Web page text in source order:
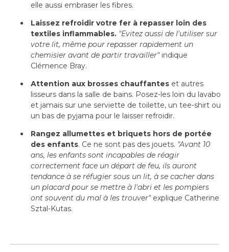
elle aussi embraser les fibres.
Laissez refroidir votre fer à repasser loin des
textiles inflammables. "Evitez aussi de l'utiliser sur
votre lit, même pour repasser rapidement un
chemisier avant de partir travailler"indique
Clémence Bray.
Attention aux brosses chauffantes et autres
lisseurs dans la salle de bains. Posez-les loin du lavabo
et jamais sur une serviette de toilette, un tee-shirt ou
un bas de pyjama pour le laisser refroidir.
Rangez allumettes et briquets hors de portée
des enfants. Ce ne sont pas des jouets. "Avant 10
ans, les enfants sont incapables de réagir
correctement face un départ de feu, ils auront
tendance à se réfugier sous un lit, à se cacher dans
un placard pour se mettre à l'abri et les pompiers
ont souvent du mal à les trouver"explique Catherine
Sztal-Kutas.